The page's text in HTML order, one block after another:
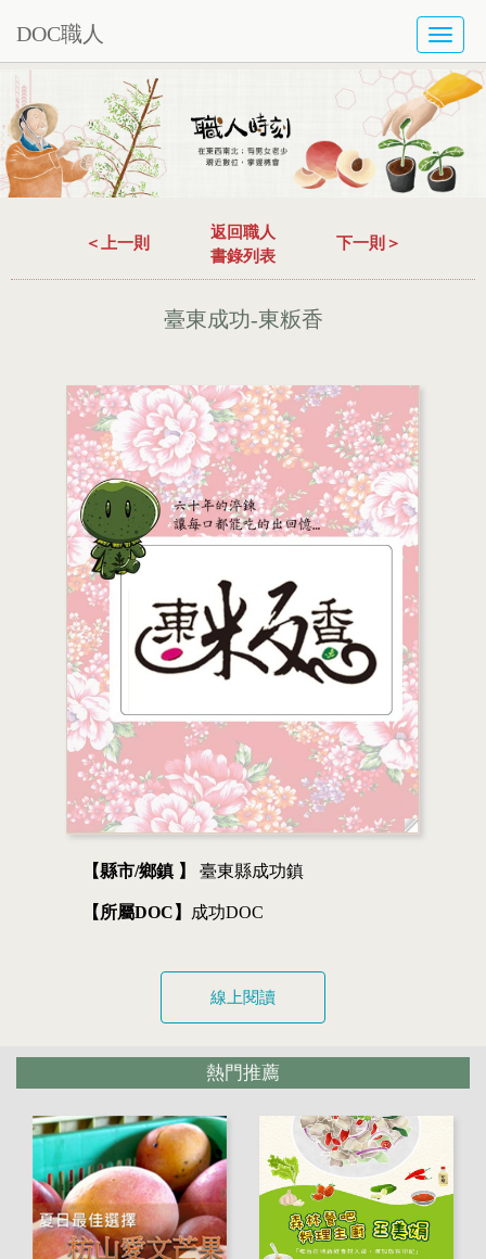
DOC職人
＜上一則
返回職人
書錄列表
下一則＞
臺東成功-東粄香
【縣市/鄉鎮 】 臺東縣成功鎮
【所屬DOC】 成功DOC
線上閱讀
熱門推薦